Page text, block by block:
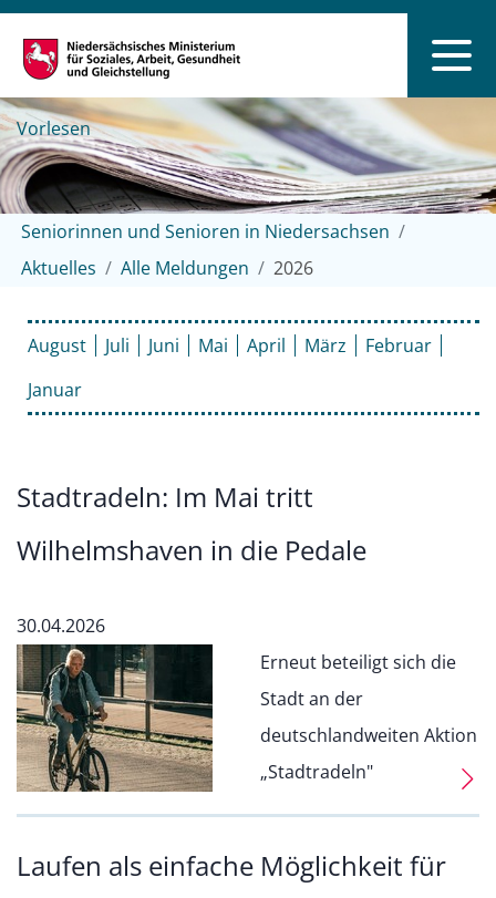
Vorlesen
Seniorinnen und Senioren in Niedersachsen
Aktuelles
Alle Meldungen 2026
August Juli Juni Mai April März
Februar
Januar
Stadtradeln: Im Mai tritt
Wilhelmshaven in die Pedale
30.04.2026
Erneut beteiligt sich die
Stadt an der
deutschlandweiten Aktion
„Stadtradeln"
Laufen als einfache Möglichkeit für